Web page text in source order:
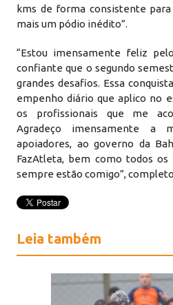
kms de forma consistente
mais um pódio inédito”.
“Estou imensamente feliz
confiante que o segundo
grandes desafios. Essa
empenho diário que aplico no
os profissionais que me
Agradeço imensamente a
apoiadores, ao governo da
FazAtleta, bem como todos
sempre estão comigo”,
Leia também